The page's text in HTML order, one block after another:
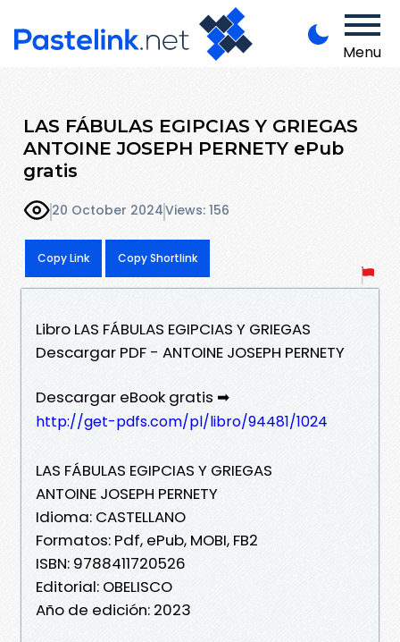
Menu
LAS FÁBULAS EGIPCIAS Y GRIEGAS
ANTOINE JOSEPH PERNETY ePub
gratis
20 October 2024Views: 156
Copy Link Copy Shortlink
Libro LAS FÁBULAS EGIPCIAS Y GRIEGAS
Descargar PDF - ANTOINE JOSEPH PERNETY
Descargar eBook gratis ➡
http://get-pdfs.com/pl/libro/94481/1024
LAS FÁBULAS EGIPCIAS Y GRIEGAS
ANTOINE JOSEPH PERNETY
Idioma: CASTELLANO
Formatos: Pdf, ePub, MOBI, FB2
ISBN: 9788411720526
Editorial: OBELISCO
Año de edición: 2023